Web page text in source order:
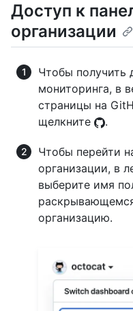
Доступ к
организации
Чтобы получить
мониторинга, в
страницы на
щелкните
.
Чтобы перейти
организации, в
выберите имя
организацию.